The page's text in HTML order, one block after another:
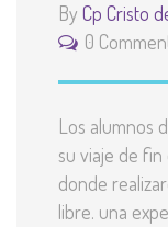
By Cp Cristo
0
Los alumnos
su viaje de
donde
libre. una